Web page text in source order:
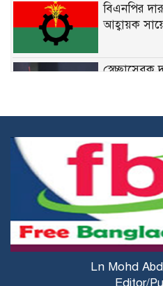
বিএনপির
আহ্বায়ক
স্বেচ্ছাসেবক
নির্দিষ্ট
কারিগরি
অ্যাকাউন্ট
মির্জা
Ln Mohd
Editor/